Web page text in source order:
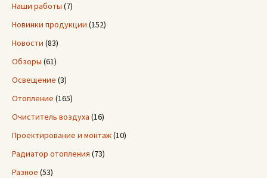
Наши работы (7)
Новинки продукции (152)
Новости (83)
Обзоры (61)
Освещение (3)
Отопление (165)
Очиститель воздуха (16)
Проектирование и монтаж(10)
Радиатор отопления (73)
Разное (53)